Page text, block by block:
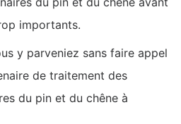
importants.
y parveniez sans faire appel
de traitement des
du pin et du chêne à